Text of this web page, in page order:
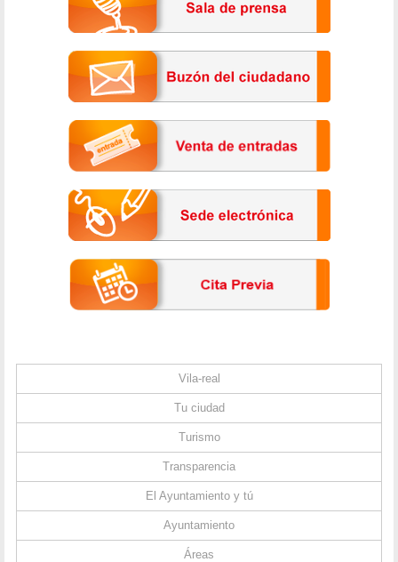
Vila-real
Tu ciudad
Turismo
Transparencia
El Ayuntamiento y tú
Ayuntamiento
Áreas